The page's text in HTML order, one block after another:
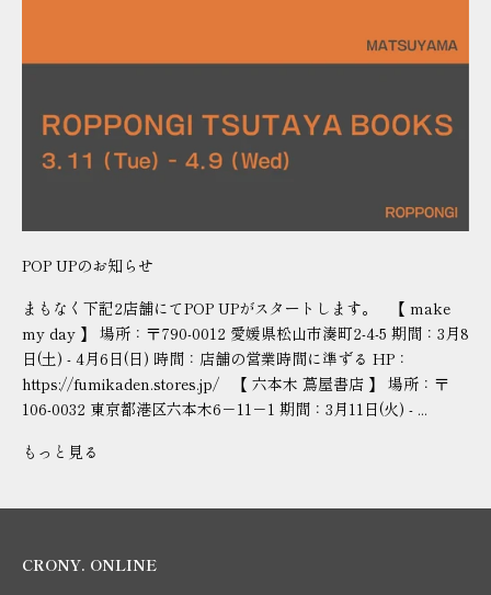
POP UPのお知らせ
まもなく下記2店舗にてPOP UPがスタートします。 【 make
my day 】 場所：〒790-0012 愛媛県松山市湊町2-4-5 期間：3月8
日(土) - 4月6日(日) 時間：店舗の営業時間に準ずる HP：
https://fumikaden.stores.jp/ 【 六本木 蔦屋書店 】 場所：〒
106-0032 東京都港区六本木6－11－1 期間：3月11日(火) - ...
もっと見る
CRONY. ONLINE